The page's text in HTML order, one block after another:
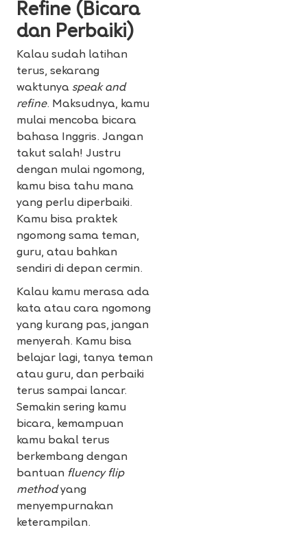
Refine (Bicara
dan Perbaiki)
Kalau sudah latihan
terus, sekarang
waktunya speak and
refine. Maksudnya, kamu
mulai mencoba bicara
bahasa Inggris. Jangan
takut salah! Justru
dengan mulai ngomong,
kamu bisa tahu mana
yang perlu diperbaiki.
Kamu bisa praktek
ngomong sama teman,
guru, atau bahkan
sendiri di depan cermin.
Kalau kamu merasa ada
kata atau cara ngomong
yang kurang pas, jangan
menyerah. Kamu bisa
belajar lagi, tanya teman
atau guru, dan perbaiki
terus sampai lancar.
Semakin sering kamu
bicara, kemampuan
kamu bakal terus
berkembang dengan
bantuan fluency flip
methodyang
menyempurnakan
keterampilan.